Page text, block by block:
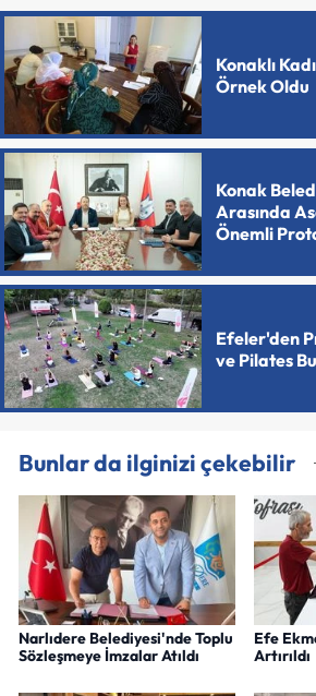
Konaklı
Örnek Oldu
Konak
Arasında
Önemli
Efeler'den
ve Pilates
Bunlar da ilginizi çekebilir
Narlıdere Belediyesi'nde Toplu
Sözleşmeye İmzalar Atıldı
Efe
Artırıldı